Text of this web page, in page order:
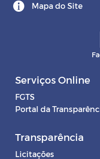
Mapa do Site
Serviços Online
FGTS
Portal da
Transparência
Licitações